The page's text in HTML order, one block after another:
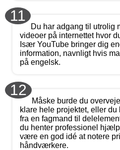
11
Du har adgang til utrolig
videoer på internettet hvor
Især YouTube bringer dig
information, navnligt hvis
på engelsk.
12
Måske burde du
klare hele projektet, eller
fra en fagmand til
du henter professionel
være en god idé at notere
håndværkere.